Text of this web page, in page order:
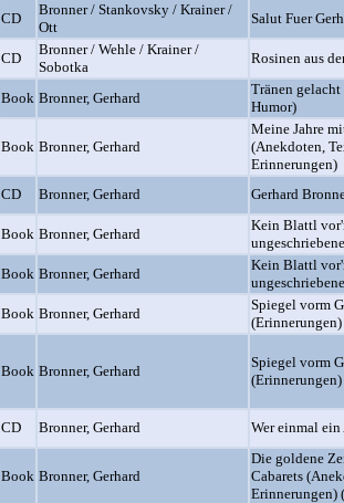
CD
Bronner / Stankovsky / Krainer /
Ott
Salut Fuer
CD
Bronner / Wehle / Krainer /
Sobotka
Rosinen aus
Book Bronner, Gerhard
Tränen
Humor)
Book Bronner, Gerhard
Meine Jahre
(Anekdoten,
Erinnerungen)
CD
Bronner, Gerhard Gerhard
Book Bronner, Gerhard
Kein Blattl
Book Bronner, Gerhard
Kein Blattl
Book Bronner, Gerhard
Spiegel vorm
(Erinnerungen)
Book Bronner, Gerhard
Spiegel vorm
(Erinnerungen)
CD Bronner, Gerhard Wer einmal
Book Bronner, Gerhard
Die goldene
Cabarets
Erinnerungen)